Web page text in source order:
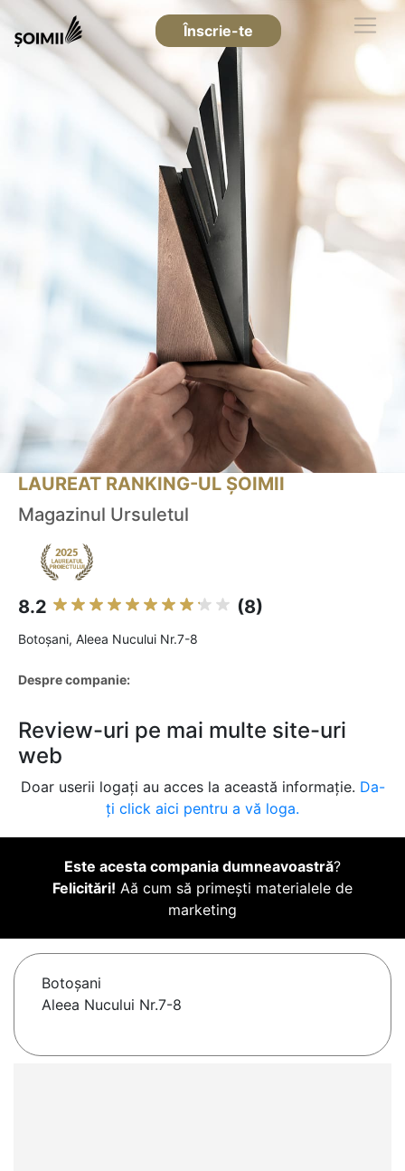
Înscrie-te
LAUREAT RANKING-UL ȘOIMII
Magazinul Ursuletul
8.2 (8)
Botoşani, Aleea Nucului Nr.7-8
Despre companie:
Review-uri pe mai multe site-uri
web
Doar userii logați au acces la această informație. Da-
ți click aici pentru a vă loga.
Este acesta compania dumneavoastră?
Felicitări! Aă cum să primești materialele de
marketing
Botoşani
Aleea Nucului Nr.7-8